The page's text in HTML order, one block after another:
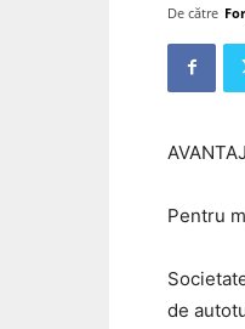
De către
Pentru
de